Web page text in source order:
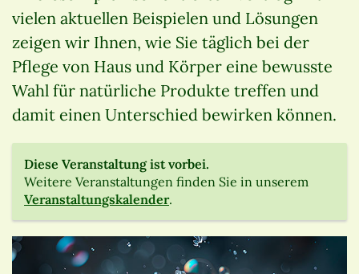
vielen aktuellen Beispielen und Lösungen
zeigen wir Ihnen, wie Sie täglich bei der
Pflege von Haus und Körper eine bewusste
Wahl für natürliche Produkte treffen und
damit einen Unterschied bewirken können.
Diese Veranstaltung ist vorbei.
Weitere Veranstaltungen finden Sie in unserem
Veranstaltungskalender.